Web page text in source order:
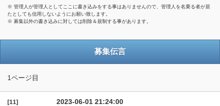
※ 管理人が管理人としてここに書き込みをする事はありませんので、管理人を名乗る者が居
たとしても信用しないようにお願い致します。
※ 募集以外の書き込みに対しては削除＆規制する事があります。
募集伝言
1ページ目
[11]
2023-06-01 21:24:00